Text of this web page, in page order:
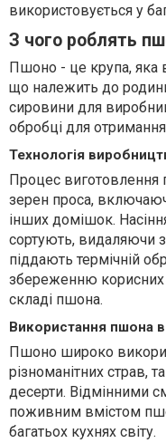
використовується у
З чого роблять
Пшоно - це крупа, яка
що належить до
сировини для
обробці для отримання
Технологія
Процес виготовлення
зерен проса,
інших домішок.
сортують, видаляючи
піддають термічній
збереженню корисних
складі пшона.
Використання пшона в
Пшоно широко
різноманітних страв,
десерти. Відмінними
поживним вмістом
багатьох кухнях світу.